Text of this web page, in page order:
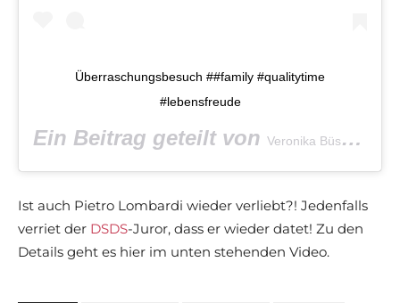
Überraschungsbesuch ##family #qualitytime
#lebensfreude
Ein Beitrag geteilt von Veronika Büscher
Ist auch Pietro Lombardi wieder verliebt?! Jedenfalls
verriet der DSDS-Juror, dass er wieder datet! Zu den
Details geht es hier im unten stehenden Video.